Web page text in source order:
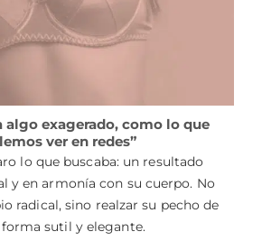
algo exagerado, como lo que
ver en redes”
lo que buscaba: un resultado
y en armonía con su cuerpo. No
radical, sino realzar su pecho de
forma sutil y elegante.